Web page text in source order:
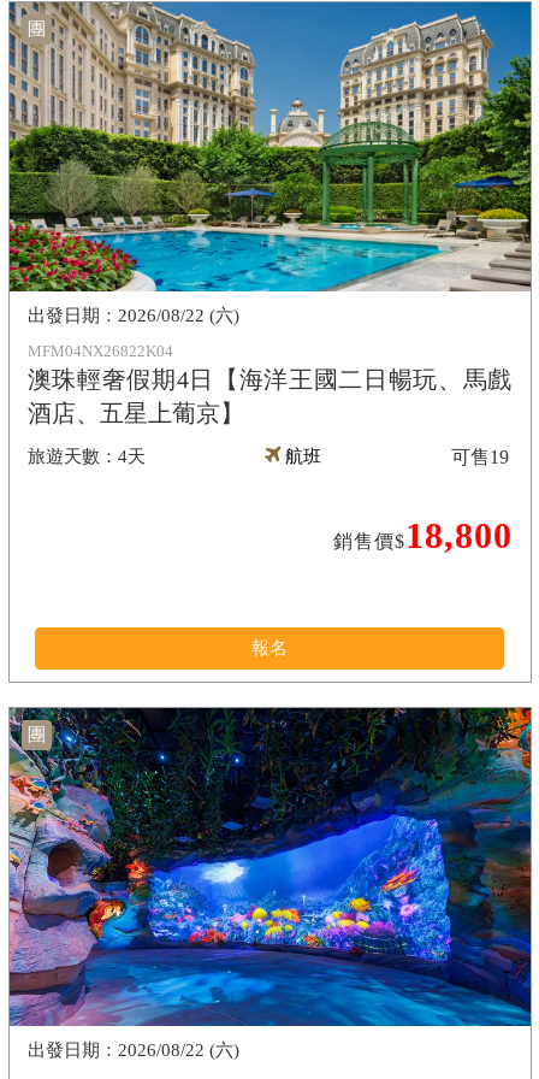
團
MFM04NX26822K04
澳珠輕奢假期4日【海洋王國二日暢玩、馬戲
酒店、五星上葡京】
4天
2026/08/22 (六)
航班
銷售價$18,800
可售19
報名
團
2026/08/22 (六)